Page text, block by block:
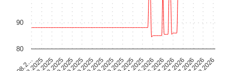
80
90